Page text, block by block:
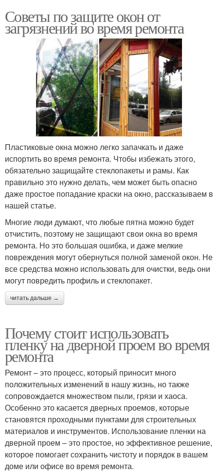
Советы по защите окон от
загрязнений во время ремонта
Пластиковые окна можно легко запачкать и даже
испортить во время ремонта. Чтобы избежать этого,
обязательно защищайте стеклопакеты и рамы. Как
правильно это нужно делать, чем может быть опасно
даже простое попадание краски на окно, рассказываем в
нашей статье.
Многие люди думают, что любые пятна можно будет
отчистить, поэтому не защищают свои окна во время
ремонта. Но это большая ошибка, и даже мелкие
повреждения могут обернуться полной заменой окон. Не
все средства можно использовать для очистки, ведь они
могут повредить профиль и стеклопакет.
читать дальше →
Почему стоит использовать
пленку на дверной проем во время
ремонта
Ремонт – это процесс, который приносит много
положительных изменений в нашу жизнь, но также
сопровождается множеством пыли, грязи и хаоса.
Особенно это касается дверных проемов, которые
становятся проходными пунктами для строительных
материалов и инструментов. Использование пленки на
дверной проем – это простое, но эффективное решение,
которое помогает сохранить чистоту и порядок в вашем
доме или офисе во время ремонта.